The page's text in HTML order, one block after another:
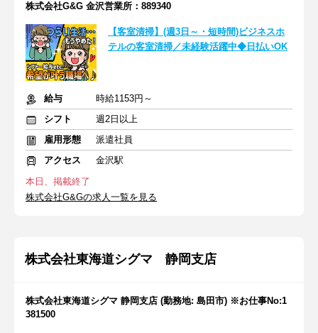
株式会社G&G 金沢営業所：889340
【客室清掃】(週3日～・短時間)ビジネスホ
テルの客室清掃／未経験活躍中◆日払いOK
給与
時給1153円～
シフト
週2日以上
雇用形態
派遣社員
アクセス
金沢駅
本日、掲載終了
株式会社G&Gの求人一覧を見る
株式会社東海道シグマ 静岡支店
株式会社東海道シグマ 静岡支店 (勤務地: 島田市) ※お仕事No:1
381500